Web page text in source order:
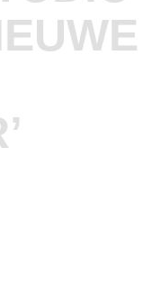
in
Plato”